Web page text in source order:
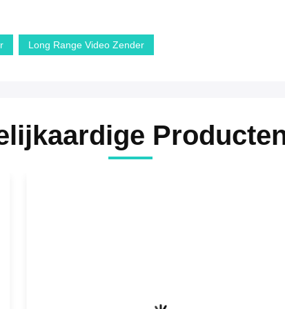
Long Range Video Zender